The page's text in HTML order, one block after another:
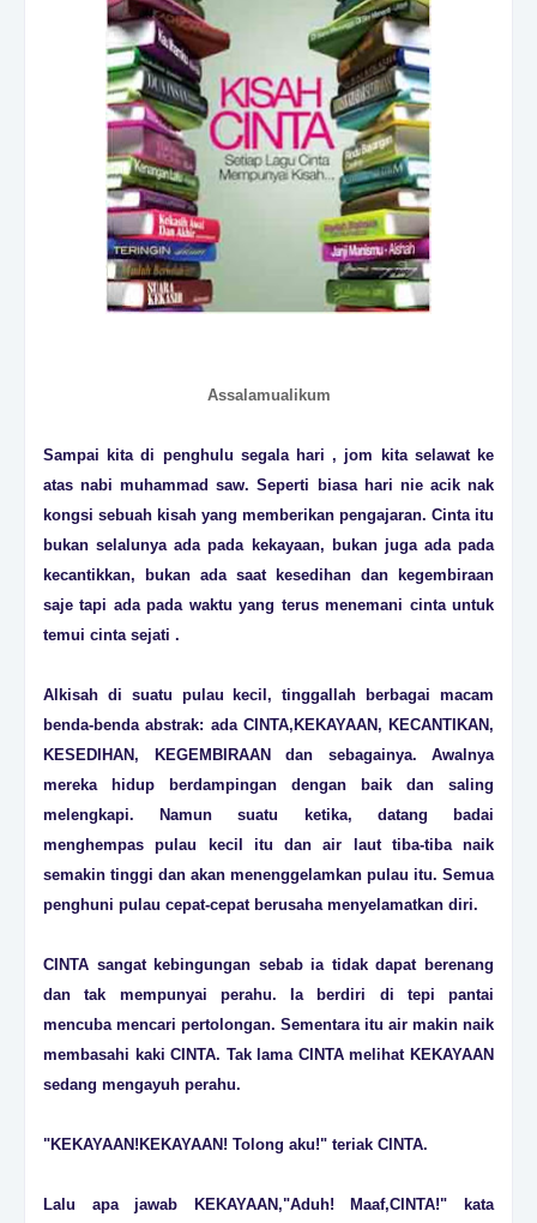
Assalamualikum
Sampai kita di penghulu segala hari , jom kita selawat ke
atas nabi muhammad saw. Seperti biasa hari nie acik nak
kongsi sebuah kisah yang memberikan pengajaran. Cinta itu
bukan selalunya ada pada kekayaan, bukan juga ada pada
kecantikkan, bukan ada saat kesedihan dan kegembiraan
saje tapi ada pada waktu yang terus menemani cinta untuk
temui cinta sejati .
Alkisah di suatu pulau kecil, tinggallah berbagai macam
benda-benda abstrak: ada CINTA,KEKAYAAN, KECANTIKAN,
KESEDIHAN, KEGEMBIRAAN dan sebagainya. Awalnya
mereka hidup berdampingan dengan baik dan saling
melengkapi. Namun suatu ketika, datang badai
menghempas pulau kecil itu dan air laut tiba-tiba naik
semakin tinggi dan akan menenggelamkan pulau itu. Semua
penghuni pulau cepat-cepat berusaha menyelamatkan diri.
CINTA sangat kebingungan sebab ia tidak dapat berenang
dan tak mempunyai perahu. Ia berdiri di tepi pantai
mencuba mencari pertolongan. Sementara itu air makin naik
membasahi kaki CINTA. Tak lama CINTA melihat KEKAYAAN
sedang mengayuh perahu.
"KEKAYAAN!KEKAYAAN! Tolong aku!" teriak CINTA.
Lalu apa jawab KEKAYAAN,"Aduh! Maaf,CINTA!" kata